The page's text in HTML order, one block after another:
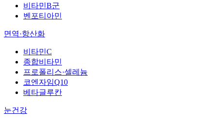
비타민B군
벤포티아민
면역·항산화
비타민C
종합비타민
프로폴리스·셀레늄
코엔자임Q10
베타글루칸
눈건강